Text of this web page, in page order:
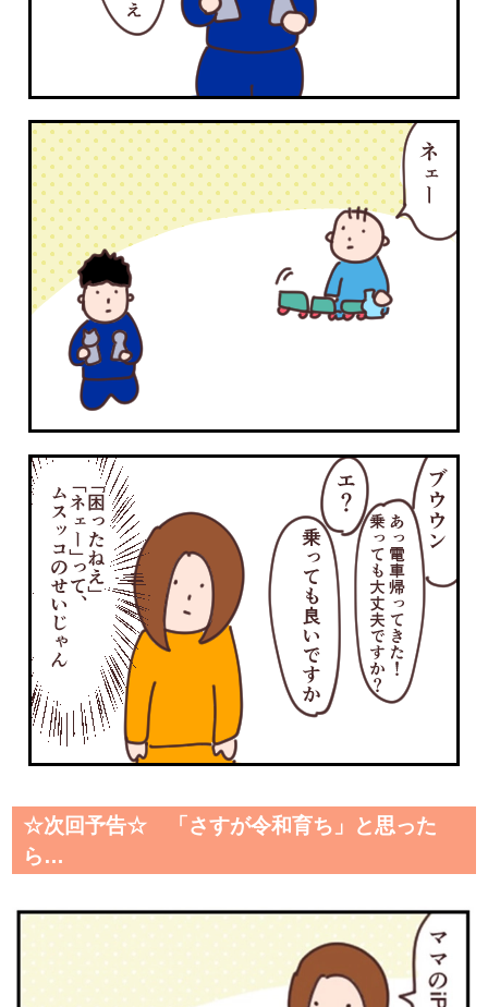
☆次回予告☆ 「さすが令和育ち」と思った
ら…